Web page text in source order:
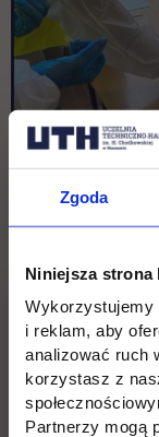
Zgoda
Niniejsza
Wykorzystujemy
i reklam, aby
analizować ruch
korzystasz z
Partnerzy mogą